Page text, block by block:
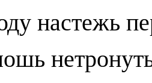
настежь